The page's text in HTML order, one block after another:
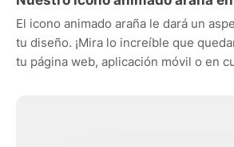
El icono animado araña le dará un
tu diseño. ¡Mira lo increíble que
tu página web, aplicación móvil o en